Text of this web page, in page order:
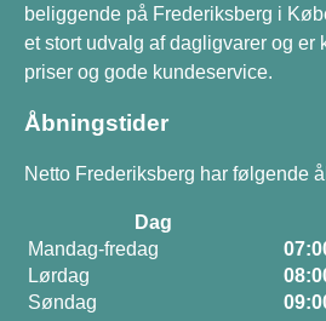
beliggende på Frederiksberg i
et stort udvalg af dagligvarer og er
priser og gode kundeservice.
Åbningstider
Netto Frederiksberg har følgende
Dag
Mandag-fredag
Lørdag
Søndag